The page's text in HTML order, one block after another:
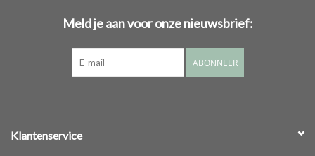
Meld je aan voor onze nieuwsbrief:
ABONNEER
Klantenservice